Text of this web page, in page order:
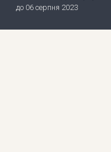
до 06 серпня 2023